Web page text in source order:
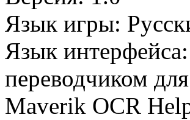
Язык игры:
Язык
переводчиком
Maverik OCR